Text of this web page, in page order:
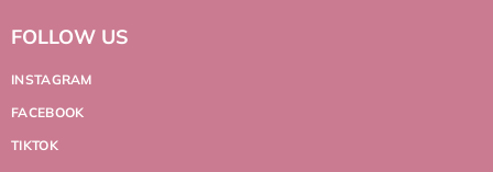
FOLLOW US
INSTAGRAM
FACEBOOK
TIKTOK